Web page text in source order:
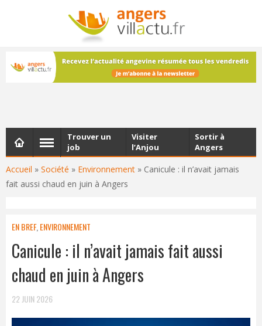
NEWSLETTER
Les dernières actualités d'Angers, chaque vendredi dans
votre boîte e-mail
Accueil » Société » Environnement » Canicule : il n’avait jamais
fait aussi chaud en juin à Angers
Trouver un
job
Visiter
l’Anjou
Sortir à
Angers
EN BREF, ENVIRONNEMENT
Canicule : il n’avait jamais fait aussi
chaud en juin à Angers
22 JUIN 2026